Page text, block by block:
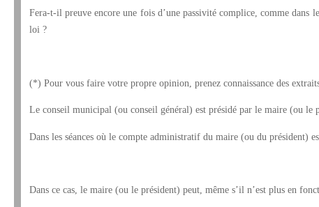
Fera-t-il preuve encore une fois d’une passivité complice, comme dans
loi ?
(*) Pour vous faire votre propre opinion, prenez connaissance des
Le conseil municipal (ou conseil général) est présidé par le maire (ou le
Dans les séances où le compte administratif du maire (ou du président)
Dans ce cas, le maire (ou le président) peut, même s’il n’est plus en